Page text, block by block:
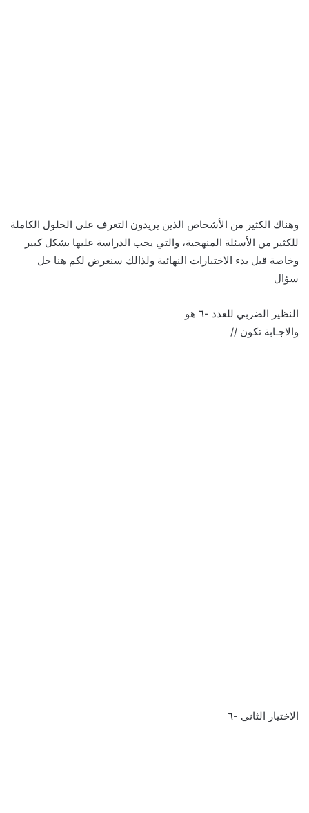
وهناك الكثير من الأشخاص الذين يريدون التعرف على الحلول الكاملة
للكثير من الأسئلة المنهجية، والتي يجب الدراسة عليها بشكل كبير
وخاصة قبل بدء الاختبارات النهائية ولذالك سنعرض لكم هنا حل
سؤال
النظير الضربي للعدد -٦ هو
والاجـابة تكون //
الاختيار الثاني -٦